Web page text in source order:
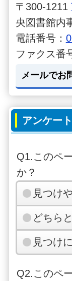
〒300-1211
央図書館内
電話番号：
ファクス番
メールでお
アンケート
Q1.このペ
か？
見つけ
どちら
見つけ
Q2.このペ